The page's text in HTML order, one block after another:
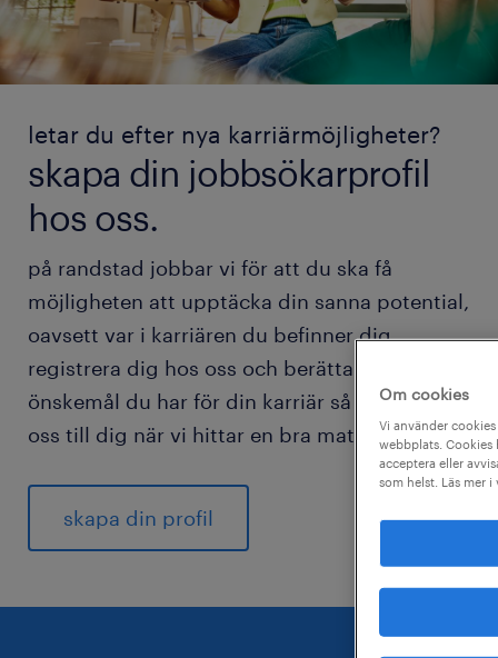
letar du efter nya karriärmöjligheter?
skapa din jobbsökarprofil
hos oss.
på randstad jobbar vi för att du ska få
möjligheten att upptäcka din sanna potential,
oavsett var i karriären du befinner dig.
registrera dig hos oss och berätta vilka
önskemål du har för din karriär så hör vi av
oss till dig när vi hittar en bra match för dig.
skapa din profil
Om cookies
Vi använder
webbplats. Cookies
acceptera eller
som helst. Läs mer i